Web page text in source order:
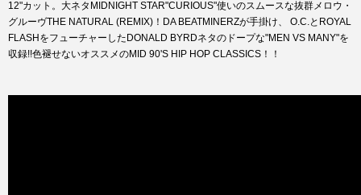
12"カット。大ネタMIDNIGHT STAR"CURIOUS"使いのスムースな抜群メロウ・
グルーヴTHE NATURAL (REMIX)！DA BEATMINERZが手掛け、 O.C.とROYAL
FLASHをフューチャーしたDONALD BYRDネタのドープな"MEN VS MANY"を
収録!!色褪せないオススメのMID 90'S HIP HOP CLASSICS！！